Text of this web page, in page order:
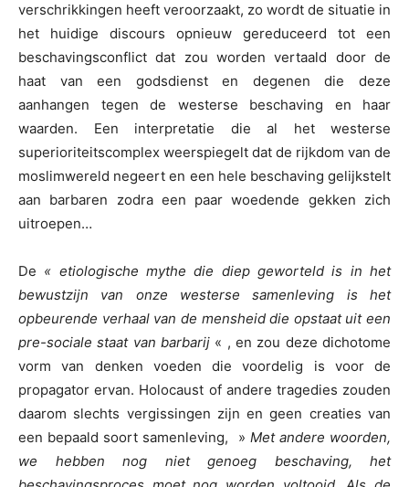
verschrikkingen heeft veroorzaakt, zo wordt de situatie in
het huidige discours opnieuw gereduceerd tot een
beschavingsconflict dat zou worden vertaald door de
haat van een godsdienst en degenen die deze
aanhangen tegen de westerse beschaving en haar
waarden. Een interpretatie die al het westerse
superioriteitscomplex weerspiegelt dat de rijkdom van de
moslimwereld negeert en een hele beschaving gelijkstelt
aan barbaren zodra een paar woedende gekken zich
uitroepen…
De « etiologische mythe die diep geworteld is in het
bewustzijn van onze westerse samenleving is het
opbeurende verhaal van de mensheid die opstaat uit een
pre-sociale staat van barbarij « , en zou deze dichotome
vorm van denken voeden die voordelig is voor de
propagator ervan. Holocaust of andere tragedies zouden
daarom slechts vergissingen zijn en geen creaties van
een bepaald soort samenleving, » Met andere woorden,
we hebben nog niet genoeg beschaving, het